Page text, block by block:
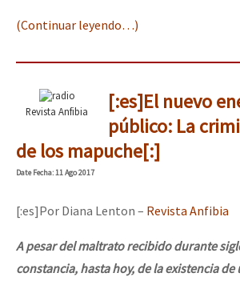
(Continuar leyendo…)
Revista Anfibia
[:es]El nuevo
público: La
de los mapuche[:]
DateFecha: 11 Ago 2017
[:es]Por Diana Lenton – Revista Anfibia
A pesar del maltrato recibido durante
constancia, hasta hoy, de la existencia